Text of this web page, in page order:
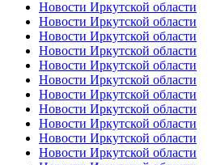
Новости Иркутской области
Новости Иркутской области
Новости Иркутской области
Новости Иркутской области
Новости Иркутской области
Новости Иркутской области
Новости Иркутской области
Новости Иркутской области
Новости Иркутской области
Новости Иркутской области
Новости Иркутской области